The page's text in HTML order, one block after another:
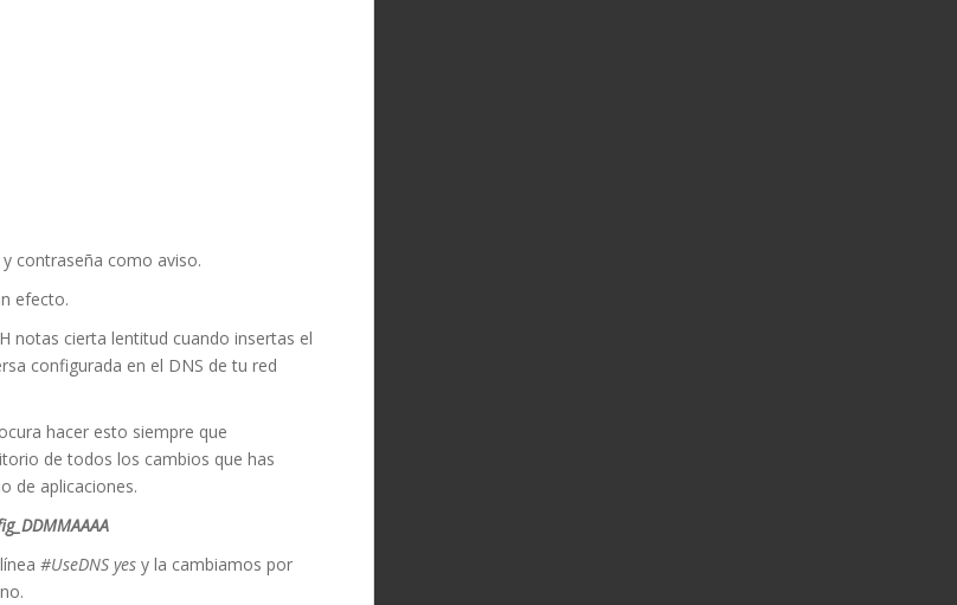
contraseña como aviso.
efecto.
notas cierta lentitud cuando insertas el
configurada en el DNS de tu red
hacer esto siempre que
de todos los cambios que has
de aplicaciones.
#UseDNS yes y la cambiamos por